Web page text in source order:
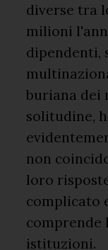
diverse tra
milioni
dipendenti,
buriana dei
solitudine,
non
loro
complicato
comprende
istituzioni.